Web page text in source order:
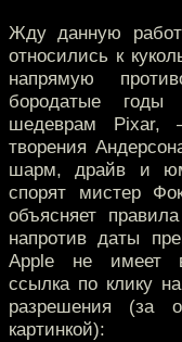
Жду данную
относились к
напрямую
бородатые годы
шедеврам Pixar,
творения
шарм, драйв и
спорят мистер
объясняет
напротив даты
Apple не имеет
ссылка по клику
разрешения (за
картинкой):